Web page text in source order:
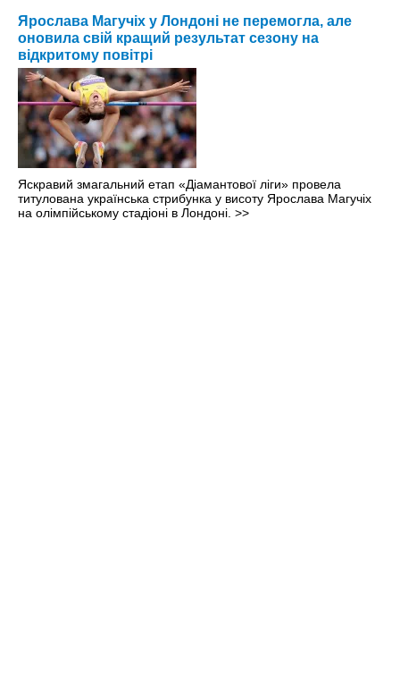
Ярослава Магучіх у Лондоні не перемогла, але
оновила свій кращий результат сезону на
відкритому повітрі
Яскравий змагальний етап «Діамантової ліги» провела
титулована українська стрибунка у висоту Ярослава Магучіх
на олімпійському стадіоні в Лондоні. >>